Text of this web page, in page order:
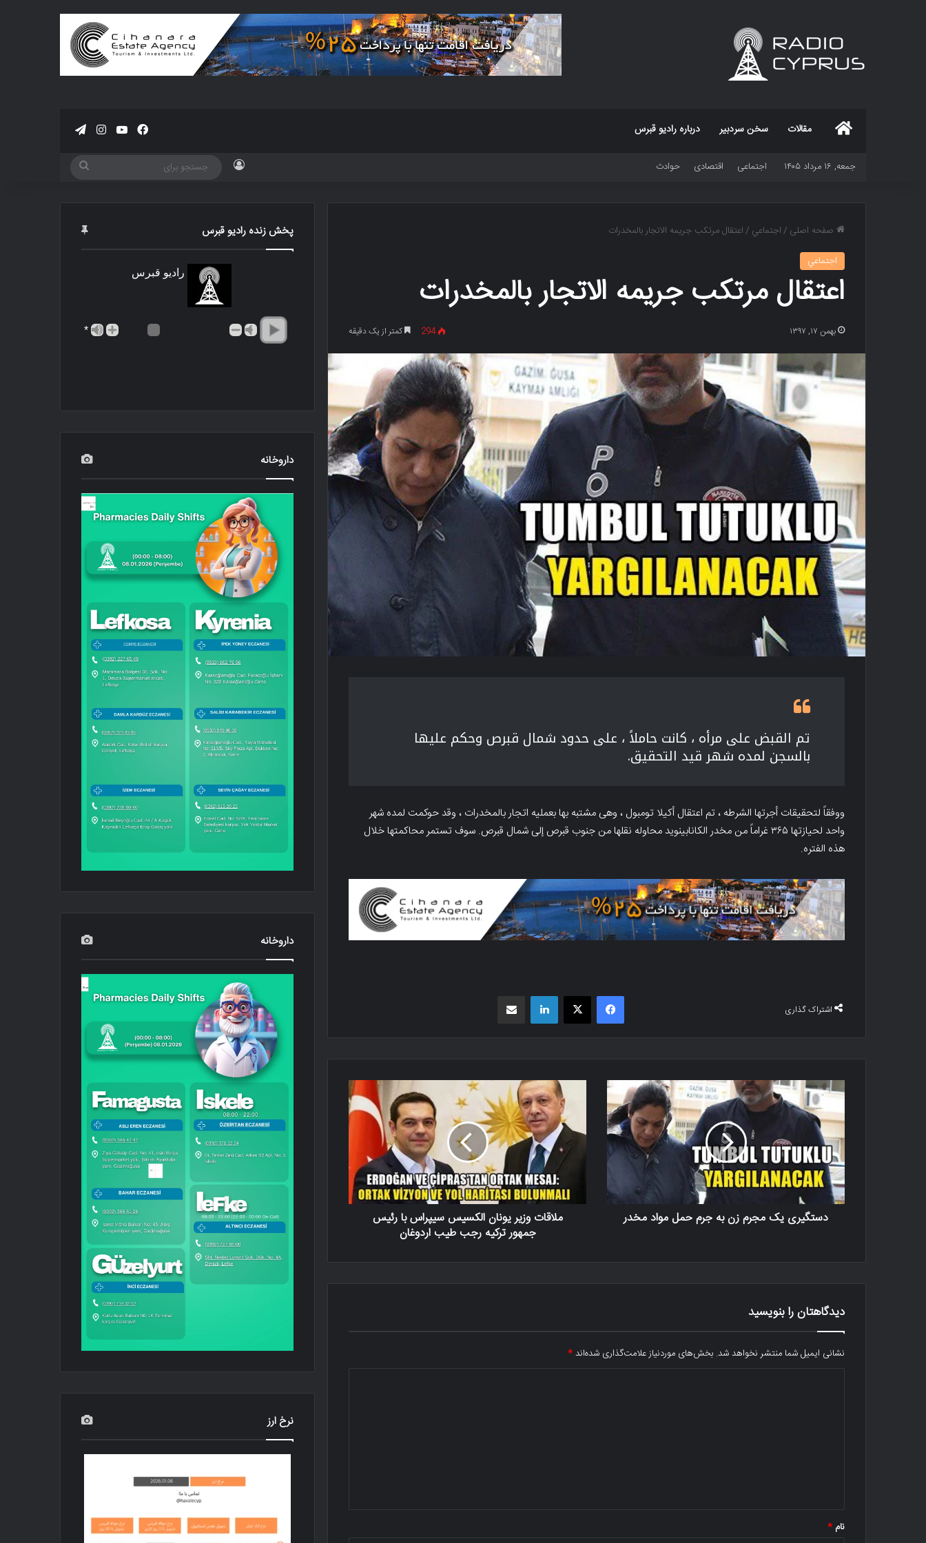
خانه مقالات سخن سردبیر درباره رادیو قبرس فیسبوکیوتیوباینستاگرام
تلگرام
جمعه, ۱۶ مرداد ۱۴۰۵ اجتماعی اقتصادی حوادث ورود
جستجو
صفحه اصلی /اجتماعي /اعتقال مرتکب جریمه الاتجار بالمخدرات
اجتماعي
اعتقال مرتکب جریمه الاتجار بالمخدرات
بهمن ۱۷, ۱۳۹۷ 294 کمتر از یک دقیقه
تم القبض على مرأه ، کانت حاملاً ، على حدود شمال قبرص وحکم علیها
بالسجن لمده شهر قید التحقیق.
ووفقاً لتحقیقات أجرتها الشرطه ، تم اعتقال أکیلا تومبول ، وهی مشتبه بها بعملیه اتجار بالمخدرات ، وقد حوکمت لمده شهر
واحد لحیازتها ۳۶۵ غراماً من مخدر الکانابینوید محاوله نقلها من جنوب قبرص إلى شمال قبرص. سوف تستمر محاکمتها خلال
هذه الفتره.
اشتراک گذاری
فیسبوک X لینکدین
دستگیری یک مجرم زن به جرم حمل مواد مخدر
ملاقات وزیر یونان الکسیس سیپراس با رئیس
جمهور ترکیه رجب طیب اردوغان
دیدگاهتان را بنویسید
نشانی ایمیل شما منتشر نخواهد شد. بخش‌های موردنیاز علامت‌گذاری شده‌اند*
نام *
پخش زنده رادیو قبرس
رادیو قبرس
*
داروخانه
داروخانه
نرخ ارز